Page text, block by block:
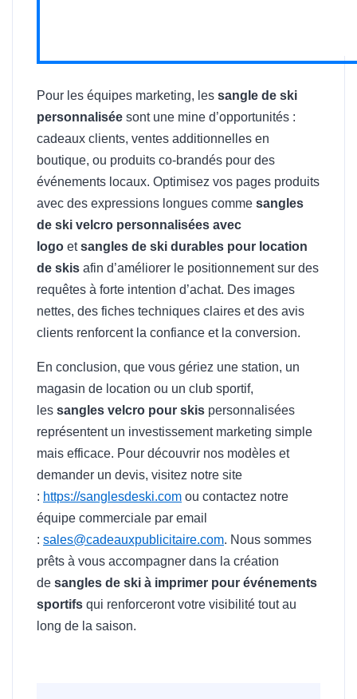
Pour les équipes marketing, les sangle de ski
personnalisée sont une mine d’opportunités :
cadeaux clients, ventes additionnelles en
boutique, ou produits co-brandés pour des
événements locaux. Optimisez vos pages produits
avec des expressions longues comme sangles
de ski velcro personnalisées avec
logo etsangles de ski durables pour location
de skis afin d’améliorer le positionnement sur des
requêtes à forte intention d’achat. Des images
nettes, des fiches techniques claires et des avis
clients renforcent la confiance et la conversion.
En conclusion, que vous gériez une station, un
magasin de location ou un club sportif,
les sangles velcro pour skis personnalisées
représentent un investissement marketing simple
mais efficace. Pour découvrir nos modèles et
demander un devis, visitez notre site
: https://sanglesdeski.com ou contactez notre
équipe commerciale par email
: sales@cadeauxpublicitaire.com. Nous sommes
prêts à vous accompagner dans la création
de sangles de ski à imprimer pour événements
sportifs qui renforceront votre visibilité tout au
long de la saison.